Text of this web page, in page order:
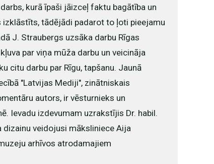
kurā īpaši jāizceļ faktu bagātība un
izklāstīts, tādējādi padarot to ļoti pieejamu
J. Straubergs uzsāka darbu Rīgas
par viņa mūža darbu un veicināja
citu darbu par Rīgu, tapšanu. Jaunā
"Latvijas Mediji", zinātniskais
autors, ir vēsturnieks un
Ievadu izdevumam uzrakstījis Dr. habil.
dizainu veidojusi māksliniece Aija
arhīvos atrodamajiem